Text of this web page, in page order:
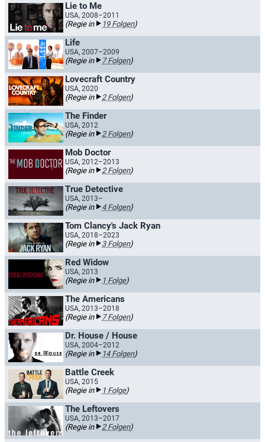
Lie to Me
USA, 2008–2011
(Regie in 19 Folgen)
Life
USA, 2007–2009
(Regie in 7 Folgen)
Lovecraft Country
USA, 2020
(Regie in 2 Folgen)
The Finder
USA, 2012
(Regie in 2 Folgen)
Mob Doctor
USA, 2012–2013
(Regie in 2 Folgen)
True Detective
USA, 2013–
(Regie in 4 Folgen)
Tom Clancy's Jack Ryan
USA, 2018–2023
(Regie in 3 Folgen)
Red Widow
USA, 2013
(Regie in 1 Folge)
The Americans
USA, 2013–2018
(Regie in 7 Folgen)
Dr. House / House
USA, 2004–2012
(Regie in 14 Folgen)
Battle Creek
USA, 2015
(Regie in 1 Folge)
The Leftovers
USA, 2013–2017
(Regie in 2 Folgen)